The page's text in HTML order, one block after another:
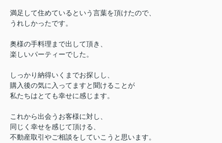
満足して住めているという言葉を頂けたので、
うれしかったです。
奥様の手料理まで出して頂き、
楽しいパーティーでした。
しっかり納得いくまでお探しし、
購入後の気に入ってますと聞けることが
私たちはとても幸せに感じます。
これから出会うお客様に対し、
同じく幸せを感じて頂ける、
不動産取引やご相談をしていこうと思います。